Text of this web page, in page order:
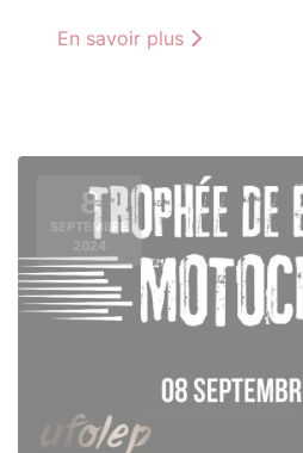
En savoir plus
8
SEPTEMBRE
2024